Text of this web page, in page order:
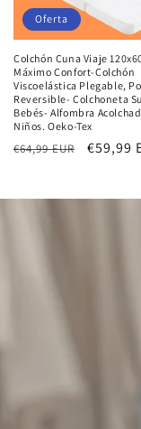
Oferta
Colchón Cuna Viaje
Máximo Confort-Colchón
Viscoelástica Plegable,
Reversible- Colchoneta
Bebés- Alfombra
Niños. Oeko-Tex
Precio
€64,99 EUR
Precio
€59,99